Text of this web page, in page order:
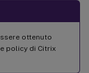
ottenuto
policy di Citrix